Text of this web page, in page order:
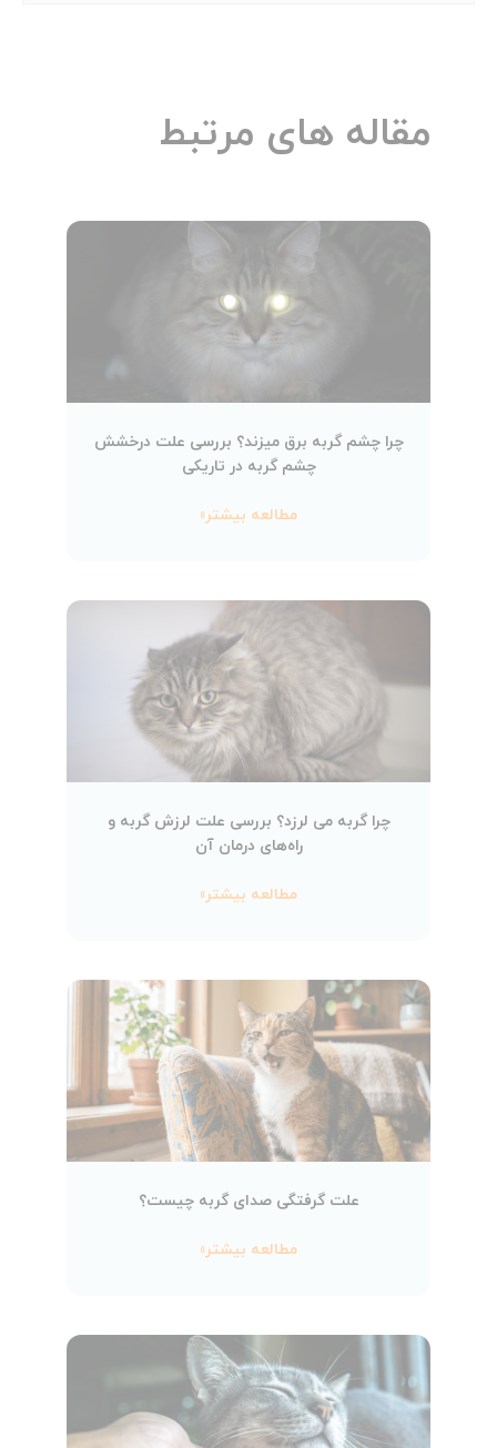
مقاله های مرتبط
چرا چشم گربه برق میزند؟ بررسی علت درخشش
چشم گربه در تاریکی
مطالعه بیشتر»
چرا گربه می لرزد؟ بررسی علت لرزش گربه و
راه‌های درمان آن
مطالعه بیشتر»
علت گرفتگی صدای گربه چیست؟
مطالعه بیشتر»